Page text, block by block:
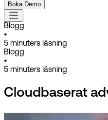
Boka Demo
Blogg
•
5 minuters läsning
Blogg
•
5 minuters läsning
Cloudbaserat